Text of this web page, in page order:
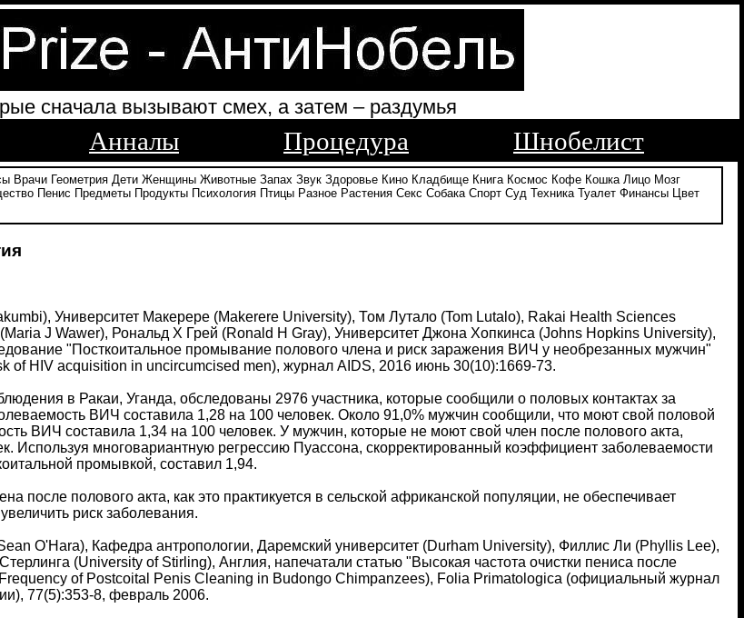
сначала вызывают смех, а затем – раздумья
Анналы Процедура Шнобелист
Врачи Геометрия Дети Женщины Животные Запах Звук Здоровье Кино Кладбище Книга Космос Кофе Кошка Лицо Мозг
Пенис Предметы Продукты Психология Птицы Разное Растения Секс Собака Спорт Суд Техника Туалет Финансы
Цвет
Университет Макерере (Makerere University), Том Лутало (Tom Lutalo), Rakai Health Sciences
J Wawer), Рональд Х Грей (Ronald H Gray), Университет Джона Хопкинса (Johns Hopkins University),
"Посткоитальное промывание полового члена и риск заражения ВИЧ у необрезанных мужчин"
of HIV acquisition in uncircumcised men), журнал AIDS, 2016 июнь 30(10):1669-73.
в Ракаи, Уганда, обследованы 2976 участника, которые сообщили о половых контактах за
ВИЧ составила 1,28 на 100 человек. Около 91,0% мужчин сообщили, что моют свой половой
ВИЧ составила 1,34 на 100 человек. У мужчин, которые не моют свой член после полового акта,
Используя многовариантную регрессию Пуассона, скорректированный коэффициент заболеваемости
промывкой, составил 1,94.
после полового акта, как это практикуется в сельской африканской популяции, не обеспечивает
риск заболевания.
O'Hara), Кафедра антропологии, Даремский университет (Durham University), Филлис Ли (Phyllis Lee),
(University of Stirling), Англия, напечатали статью "Высокая частота очистки пениса после
of Postcoital Penis Cleaning in Budongo Chimpanzees), Folia Primatologica (официальный журнал
77(5):353-8, февраль 2006.